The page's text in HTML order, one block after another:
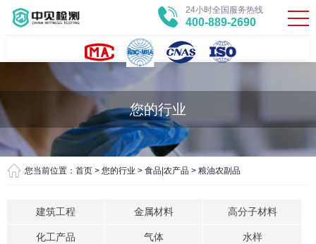
24小时全国服务热线
400-889-2690
您的行业
您当前位置： 首页 > 您的行业 > 食品|农产品 > 粮油农副品
建筑工程 金属材料 高分子材料
化工产品 气体 水样